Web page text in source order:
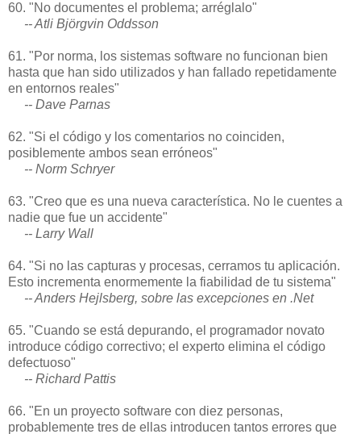
60. "No documentes el problema; arréglalo"
-- Atli Björgvin Oddsson
61. "Por norma, los sistemas software no funcionan bien
hasta que han sido utilizados y han fallado repetidamente
en entornos reales"
-- Dave Parnas
62. "Si el código y los comentarios no coinciden,
posiblemente ambos sean erróneos"
-- Norm Schryer
63. "Creo que es una nueva característica. No le cuentes a
nadie que fue un accidente"
-- Larry Wall
64. "Si no las capturas y procesas, cerramos tu aplicación.
Esto incrementa enormemente la fiabilidad de tu sistema"
-- Anders Hejlsberg, sobre las excepciones en .Net
65. "Cuando se está depurando, el programador novato
introduce código correctivo; el experto elimina el código
defectuoso"
-- Richard Pattis
66. "En un proyecto software con diez personas,
probablemente tres de ellas introducen tantos errores que